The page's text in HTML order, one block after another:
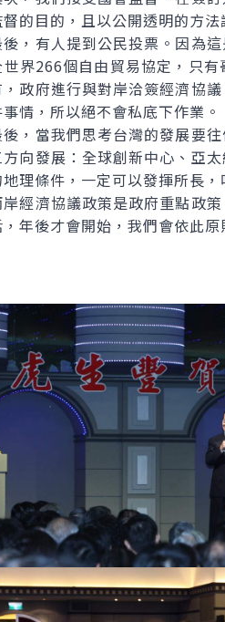
的目的，且以公開透明的方法
有人提到公民投票。因為這
世界266個自由貿易協定，只
政府進行與對岸洽簽經濟協
情，所以絕不會私底下作業。
當我們思考台灣的發展要往
向發展：全球創新中心、亞
理條件，一定可以發揮所長
濟協議政策是政府重點政策
年後才會開始，我們會依此